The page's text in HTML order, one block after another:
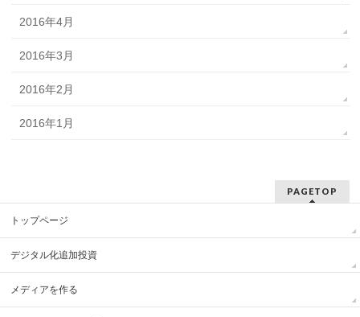
2016年4月
2016年3月
2016年2月
2016年1月
PAGETOP
トップページ
デジタル化追加投資
メディアを作る